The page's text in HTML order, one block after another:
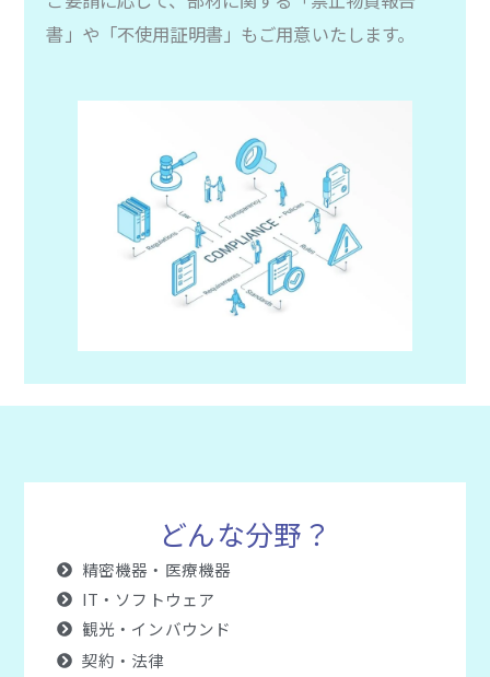
書」や「不使用証明書」もご用意いたします。
どんな分野？
精密機器・医療機器
IT・ソフトウェア
観光・インバウンド
契約・法律